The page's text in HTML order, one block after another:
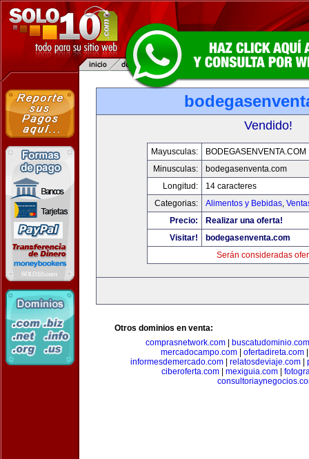
Vendido!
Mayusculas:
BODEGASENVENTA.COM
Minusculas:
bodegasenventa.com
Longitud:
14 caracteres
Categorias:
Alimentos y Bebidas,
Precio:
Realizar una oferta!
Visitar!
bodegasenventa.com
Serán consideradas
Otros dominios en venta:
comprasnetwork.com
buscatudominio.com
mercadocampo.com| ofertadireta.com
informesdemercado.com| relatosdeviaje.com|
ciberoferta.com
mexiguia.com